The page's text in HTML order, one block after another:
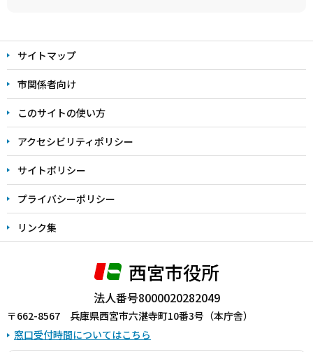
文
こ
こ
ま
で
サイトマップ
市関係者向け
このサイトの使い方
アクセシビリティポリシー
サイトポリシー
プライバシーポリシー
リンク集
西宮市役所
法人番号8000020282049
〒662-8567 兵庫県西宮市六湛寺町10番3号（本庁舎）
窓口受付時間についてはこちら